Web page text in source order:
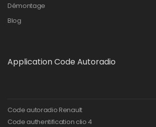
Démontage
Blog
Application Code Autoradio
Code autoradio Renault
Code authentification clio 4